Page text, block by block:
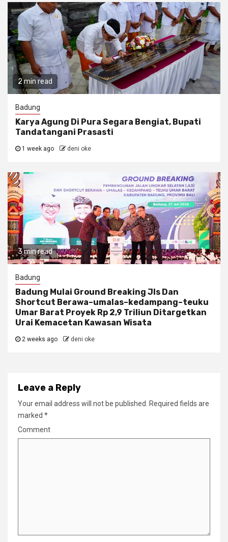
2 min read
Badung
Karya Agung Di Pura Segara Bengiat, Bupati
Tandatangani Prasasti
1 week ago deni oke
3 min read
Badung
Badung Mulai Ground Breaking Jls Dan
Shortcut Berawa–umalas–kedampang–teuku
Umar Barat Proyek Rp 2,9 Triliun Ditargetkan
Urai Kemacetan Kawasan Wisata
2 weeks ago deni oke
Leave a Reply
Your email address will not be published.
Required fields are
marked *
Comment